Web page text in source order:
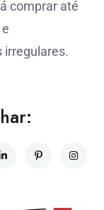
comprar até
irregulares.